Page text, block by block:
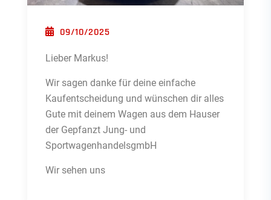
POSTED ON
09/10/2025
Lieber Markus!
Wir sagen danke für deine einfache
Kaufentscheidung und wünschen dir alles
Gute mit deinem Wagen aus dem Hauser
der Gepfanzt Jung- und
SportwagenhandelsgmbH
Wir sehen uns